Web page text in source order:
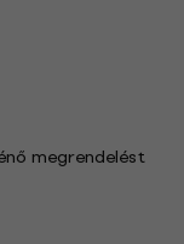
megrendelést